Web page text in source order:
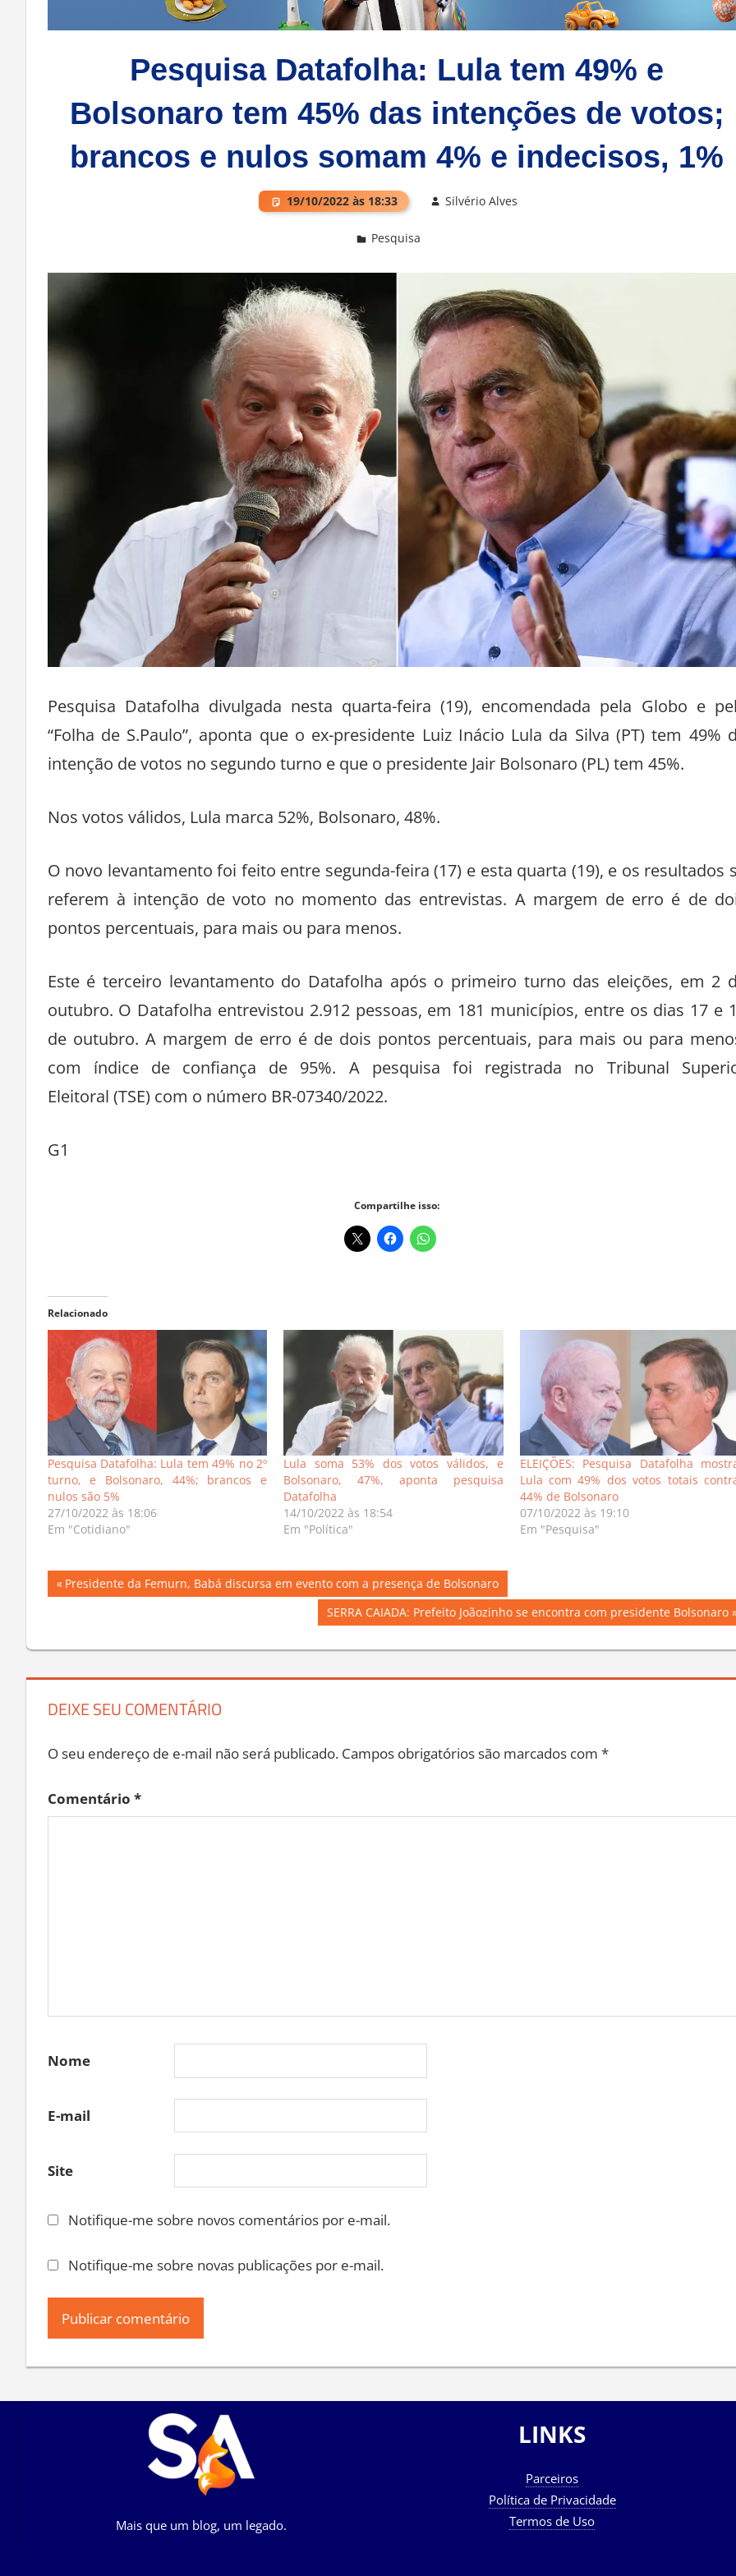
Pesquisa Datafolha: Lula tem 49% e
Bolsonaro tem 45% das intenções de votos;
brancos e nulos somam 4% e indecisos, 1%
19/10/2022 às 18:33 Silvério Alves
Pesquisa
Pesquisa Datafolha divulgada nesta quarta-feira (19), encomendada pela Globo e
“Folha de S.Paulo”, aponta que o ex-presidente Luiz Inácio Lula da Silva (PT) tem 49%
intenção de votos no segundo turno e que o presidente Jair Bolsonaro (PL) tem 45%.
Nos votos válidos, Lula marca 52%, Bolsonaro, 48%.
O novo levantamento foi feito entre segunda-feira (17) e esta quarta (19), e os resultados
referem à intenção de voto no momento das entrevistas. A margem de erro é de
pontos percentuais, para mais ou para menos.
Este é terceiro levantamento do Datafolha após o primeiro turno das eleições, em 2
outubro. O Datafolha entrevistou 2.912 pessoas, em 181 municípios, entre os dias 17 e
de outubro. A margem de erro é de dois pontos percentuais, para mais ou para
com índice de confiança de 95%. A pesquisa foi registrada no Tribunal
Eleitoral (TSE) com o número BR-07340/2022.
G1
Compartilhe isso:
Relacionado
Pesquisa Datafolha: Lula tem 49% no 2º
turno, e Bolsonaro, 44%; brancos e
nulos são 5%
27/10/2022 às 18:06
Em "Cotidiano"
Lula soma 53% dos votos válidos, e
Bolsonaro, 47%, aponta pesquisa
Datafolha
14/10/2022 às 18:54
Em "Política"
ELEIÇÕES: Pesquisa Datafolha
Lula com 49% dos votos totais
44% de Bolsonaro
07/10/2022 às 19:10
Em "Pesquisa"
Navegação
Post
Previous
Post:
Presidente da Femurn, Babá discursa em evento com a presença de Bolsonaro
Next
SERRA CAIADA: Prefeito Joãozinho se encontra com presidente Bolsonaro
DEIXE SEU COMENTÁRIO
O seu endereço de e-mail não será publicado. Campos obrigatórios são marcados com *
Comentário *
Nome
E-mail
Site
Notifique-me sobre novos comentários por e-mail.
Notifique-me sobre novas publicações por e-mail.
Mais que um blog, um legado.
LINKS
Parceiros
Política de Privacidade
Termos de Uso